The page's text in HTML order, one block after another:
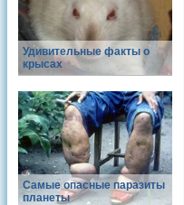
Удивительные факты о
крысах
Самые опасные паразиты
планеты